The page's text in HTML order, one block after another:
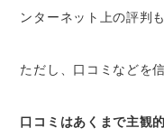
ンターネット上の評判
ただし、口コミなどを
口コミはあくまで主観